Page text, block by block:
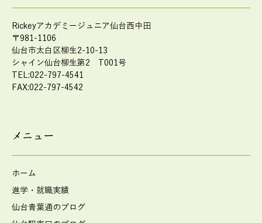
Rickeyアカデミージュニア仙台西中田
〒981-1106
仙台市太白区柳生2-10-13
シャイン仙台柳生第2 T001号
TEL:022-797-4541
FAX:022-797-4542
メニュー
ホーム
進学・就職実績
仙台青葉通のブログ